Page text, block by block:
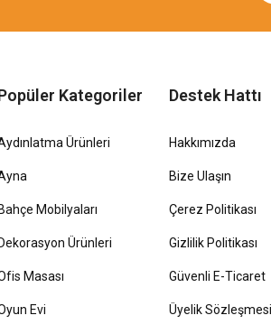
Kategoriler
Ürünleri
Bahçe Mobilyaları
Dekorasyon Ürünleri
Masası
Evi
Destek Hattı
Hakkımızda
Bize Ulaşın
Çerez Politikası
Gizlilik Politikası
Güvenli E-Ticaret
Üyelik Sözleşmesi